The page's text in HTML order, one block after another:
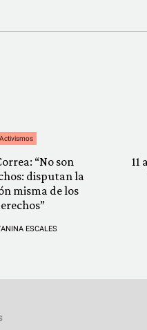
Activismos
“No son
disputan la
misma de los
ESCALES
11